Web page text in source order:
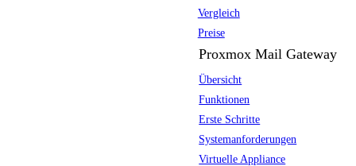
Vergleich
Preise
Proxmox Mail Gateway
Übersicht
Funktionen
Erste Schritte
Systemanforderungen
Virtuelle Appliance